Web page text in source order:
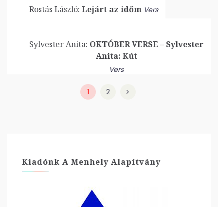
Rostás László: Lejárt az időm Vers
Sylvester Anita: OKTÓBER VERSE – Sylvester
Anita: Kút
Vers
1 2
Kiadónk A Menhely Alapítvány